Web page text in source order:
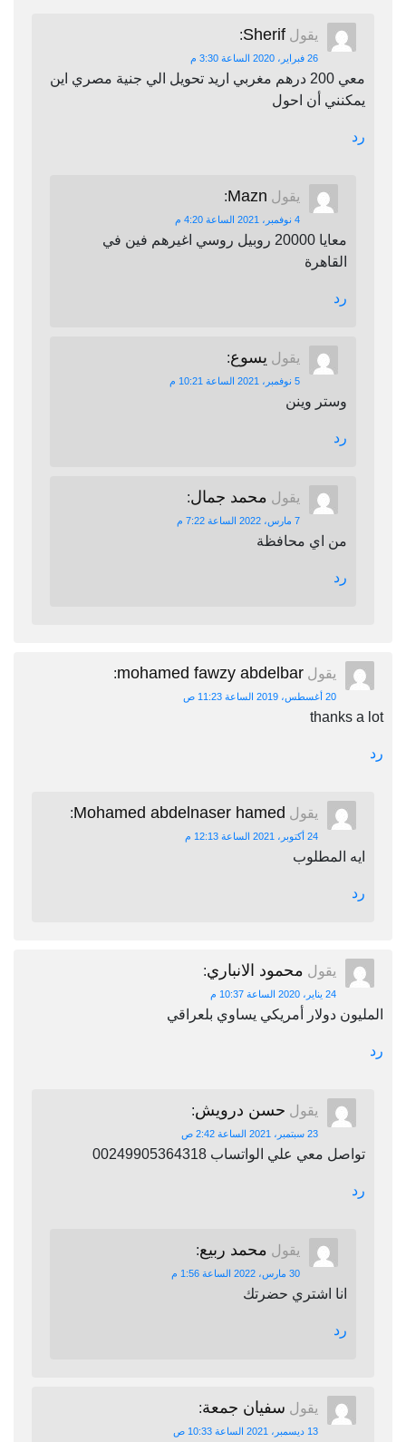
يقول Sherif
:
26 فبراير، 2020 الساعة 3:30 م
معي 200 درهم مغربي اريد تحويل الي جنية مصري اين
يمكنني أن احول
رد
يقول Mazn
:
4 نوفمبر، 2021 الساعة 4:20 م
معايا 20000 روبيل روسي اغيرهم فين في
القاهرة
رد
يقول يسوع:
5 نوفمبر، 2021 الساعة 10:21 م
وستر وينن
رد
يقول محمد جمال:
7 مارس، 2022 الساعة 7:22 م
من اي محافظة
رد
يقول mohamed fawzy abdelbar
:
20 أغسطس، 2019 الساعة 11:23 ص
thanks a lot
رد
يقول Mohamed abdelnaser hamed
:
24 أكتوبر، 2021 الساعة 12:13 م
ايه المطلوب
رد
يقول محمود الانباري:
24 يناير، 2020 الساعة 10:37 م
المليون دولار أمريكي يساوي بلعراقي
رد
يقول حسن درويش:
23 سبتمبر، 2021 الساعة 2:42 ص
تواصل معي علي الواتساب 00249905364318
رد
يقول محمد ربيع:
30 مارس، 2022 الساعة 1:56 م
انا اشتري حضرتك
رد
يقول سفيان جمعة:
13 ديسمبر، 2021 الساعة 10:33 ص